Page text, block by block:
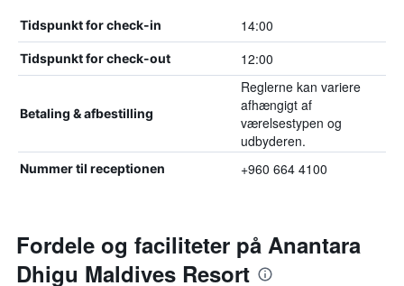
Tidspunkt for check-in 14:00
Tidspunkt for check-out 12:00
Betaling & afbestilling
Reglerne kan variere
afhængigt af
værelsestypen og
udbyderen.
Nummer til receptionen +960 664 4100
Fordele og faciliteter på Anantara
Dhigu Maldives Resort